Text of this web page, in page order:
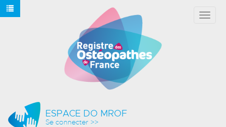
ESPACE DO MROF
Se connecter >>